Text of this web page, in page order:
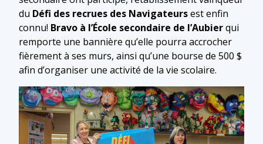
du Défi des recrues des Navigateursest enfin
connu! Bravo à l’École secondaire de l’Aubierqui
remporte une bannière qu’elle pourra accrocher
fièrement à ses murs, ainsi qu’une bourse de 500 $
afin d’organiser une activité de la vie scolaire.